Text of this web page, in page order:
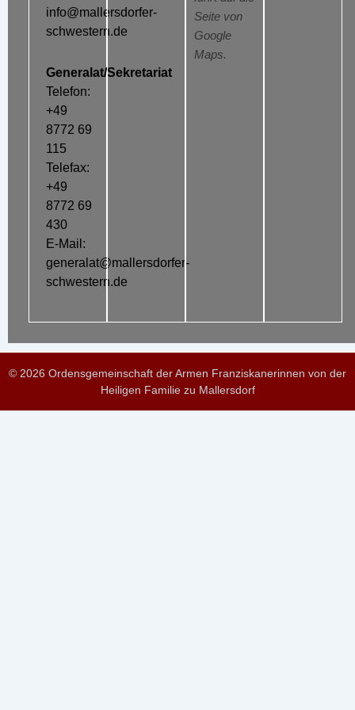
info@mallersdorfer-
schwestern.de
Generalat/Sekretariat
Telefon:
+49
8772 69
115
Telefax:
+49
8772 69
430
E-Mail:
generalat@mallersdorfer-
schwestern.de
Seite von
Google
Maps.
© 2026 Ordensgemeinschaft der Armen Franziskanerinnen von der
Heiligen Familie zu Mallersdorf